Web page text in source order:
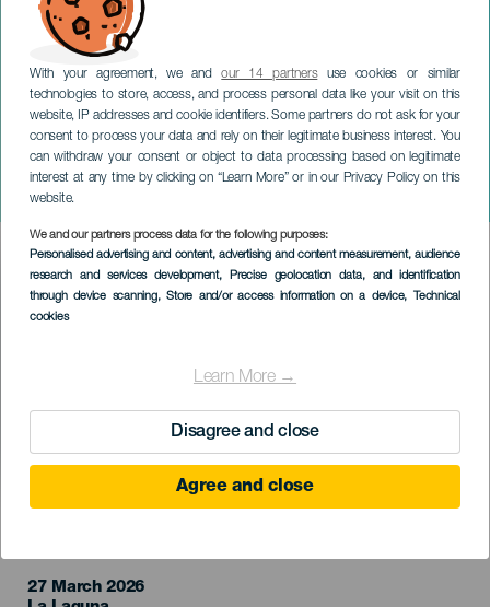
With your agreement, we andour 14 partnersuse cookies or similar
technologies to store, access, and process personal data like your visit on this
website, IP addresses and cookie identifiers. Some partners do not ask for your
consent to process your data and rely on their legitimate business interest. You
can withdraw your consent or object to data processing based on legitimate
interest at any time by clicking on “Learn More” or in our Privacy Policy on this
website.
We and our partners process data for the following purposes:
Personalised advertising and content, advertising and content measurement, audience
research and services development, Precise geolocation data, and identification
through device scanning, Store and/or access information on a device, Technical
cookies
Learn More →
Disagree and close
Agree and close
Pinacos. O Outro Olhar
TENERIFE
Imagen
Listado
27 March 2026